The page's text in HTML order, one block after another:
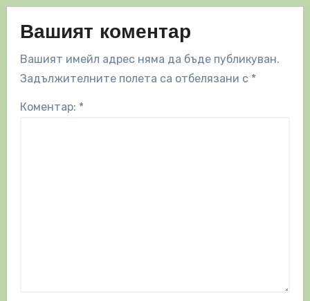
Вашият коментар
Вашият имейл адрес няма да бъде публикуван.
Задължителните полета са отбелязани с *
Коментар: *